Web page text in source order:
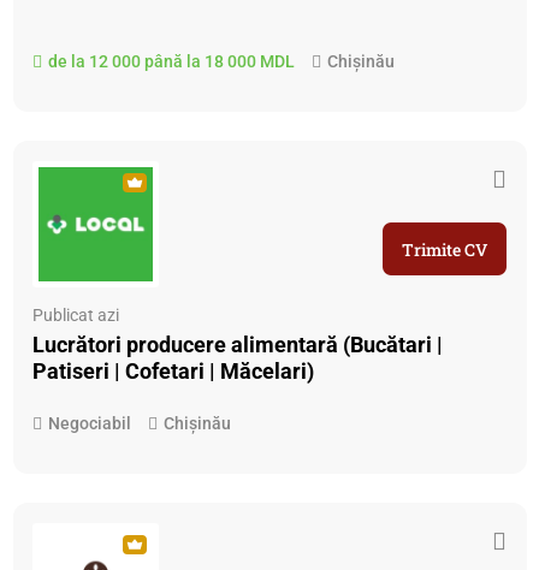
de la 12 000 până la 18 000 MDL Chișinău
Publicat azi
Lucrători producere alimentară (Bucătari |
Patiseri | Cofetari | Măcelari)
Negociabil Chișinău
Trimite CV